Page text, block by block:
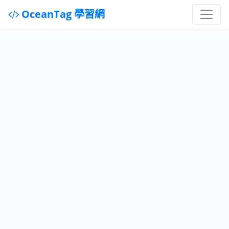
OceanTag 學習網